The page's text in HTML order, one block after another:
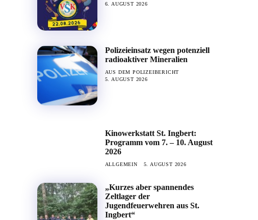
6. AUGUST 2026
Polizeieinsatz wegen potenziell
radioaktiver Mineralien
AUS DEM POLIZEIBERICHT
5. AUGUST 2026
Kinowerkstatt St. Ingbert:
Programm vom 7. – 10. August
2026
ALLGEMEIN 5. AUGUST 2026
„Kurzes aber spannendes
Zeltlager der
Jugendfeuerwehren aus St.
Ingbert“